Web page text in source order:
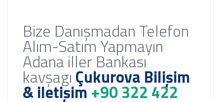
Bize Danışmadan Telefon
Alım-Satım Yapmayın
Adana iller Bankası
kavşagı Çukurova Bilişim
& iletişim +90 322 422